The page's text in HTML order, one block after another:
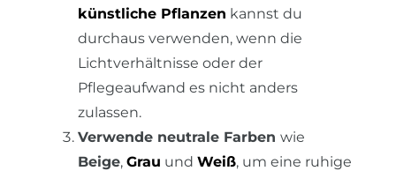
künstliche Pflanzen kannst du
durchaus verwenden, wenn die
Lichtverhältnisse oder der
Pflegeaufwand es nicht anders
zulassen.
Verwende neutrale Farben wie
Beige, Grau und Weiß, um eine ruhige